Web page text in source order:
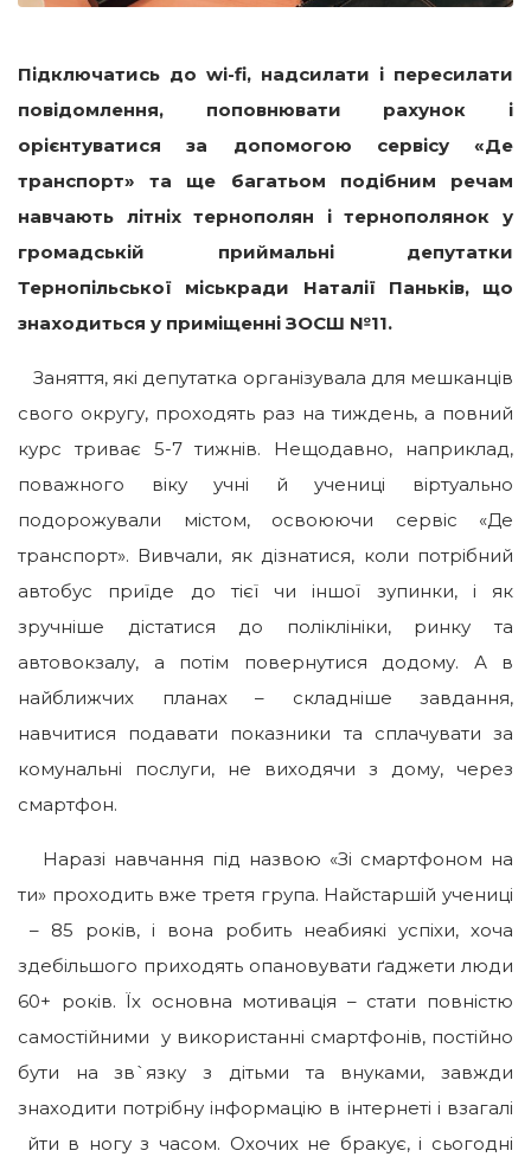
Підключатись до wi-fi, надсилати і пересилати
повідомлення, поповнювати рахунок і
орієнтуватися за допомогою сервісу «Де
транспорт» та ще багатьом подібним речам
навчають літніх тернополян і тернополянок у
громадській приймальні депутатки
Тернопільської міськради Наталії Паньків, що
знаходиться у приміщенні ЗОСШ №11.
Заняття, які депутатка організувала для мешканців
свого округу, проходять раз на тиждень, а повний
курс триває 5-7 тижнів. Нещодавно, наприклад,
поважного віку учні й учениці віртуально
подорожували містом, освоюючи сервіс «Де
транспорт». Вивчали, як дізнатися, коли потрібний
автобус приїде до тієї чи іншої зупинки, і як
зручніше дістатися до поліклініки, ринку та
автовокзалу, а потім повернутися додому. А в
найближчих планах – складніше завдання,
навчитися подавати показники та сплачувати за
комунальні послуги, не виходячи з дому, через
смартфон.
Наразі навчання під назвою «Зі смартфоном на
ти» проходить вже третя група. Найстаршій учениці
– 85 років, і вона робить неабиякі успіхи, хоча
здебільшого приходять опановувати ґаджети люди
60+ років. Їх основна мотивація – стати повністю
самостійними у використанні смартфонів, постійно
бути на зв`язку з дітьми та внуками, завжди
знаходити потрібну інформацію в інтернеті і взагалі
йти в ногу з часом. Охочих не бракує, і сьогодні